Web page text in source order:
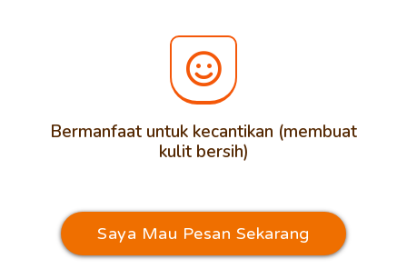
Bermanfaat untuk kecantikan (membuat
kulit bersih)
Saya Mau Pesan Sekarang